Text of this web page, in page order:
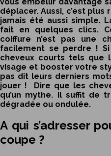
déplacer. Aussi, c’est plus
jamais été aussi simple.
fait en quelques clics.
coiffure n’est pas une
facilement se perdre !
cheveux courts tels que
visage et booster votre
pas dit leurs derniers
jouer ! Dire que les
qu’un mythe. Il suffit de
dégradée ou ondulée.
A qui s’adresser
coupe ?